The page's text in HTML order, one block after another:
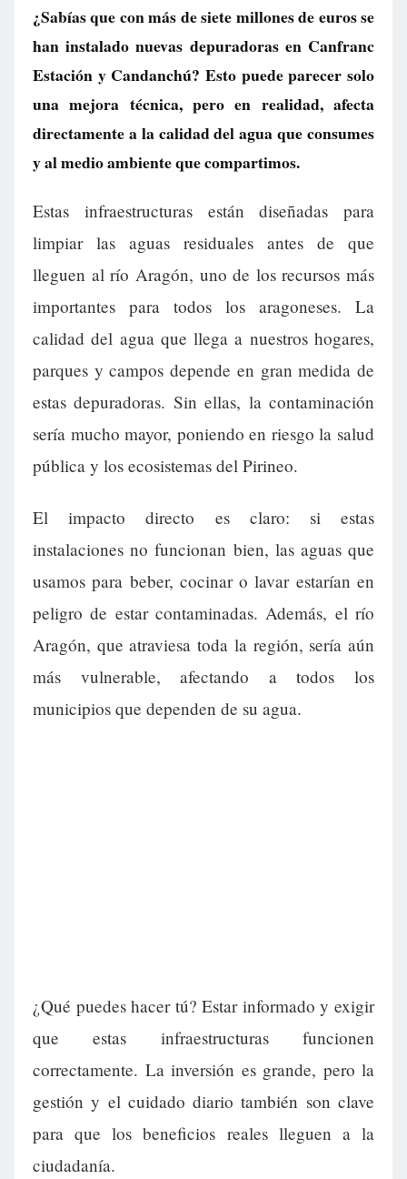
¿Sabías que con más de siete millones de euros se
han instalado nuevas depuradoras en Canfranc
Estación y Candanchú? Esto puede parecer solo
una mejora técnica, pero en realidad, afecta
directamente a la calidad del agua que consumes
y al medio ambiente que compartimos.
Estas infraestructuras están diseñadas para
limpiar las aguas residuales antes de que
lleguen al río Aragón, uno de los recursos más
importantes para todos los aragoneses. La
calidad del agua que llega a nuestros hogares,
parques y campos depende en gran medida de
estas depuradoras. Sin ellas, la contaminación
sería mucho mayor, poniendo en riesgo la salud
pública y los ecosistemas del Pirineo.
El impacto directo es claro: si estas
instalaciones no funcionan bien, las aguas que
usamos para beber, cocinar o lavar estarían en
peligro de estar contaminadas. Además, el río
Aragón, que atraviesa toda la región, sería aún
más vulnerable, afectando a todos los
municipios que dependen de su agua.
¿Qué puedes hacer tú? Estar informado y exigir
que estas infraestructuras funcionen
correctamente. La inversión es grande, pero la
gestión y el cuidado diario también son clave
para que los beneficios reales lleguen a la
ciudadanía.